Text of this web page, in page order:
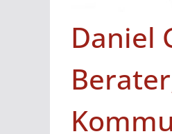
Daniel